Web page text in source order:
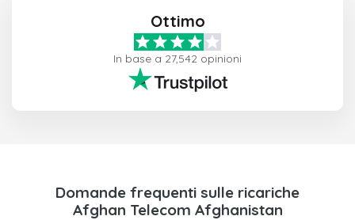
Ottimo
In base a 27,542 opinioni
Domande frequenti sulle ricariche
Afghan Telecom Afghanistan